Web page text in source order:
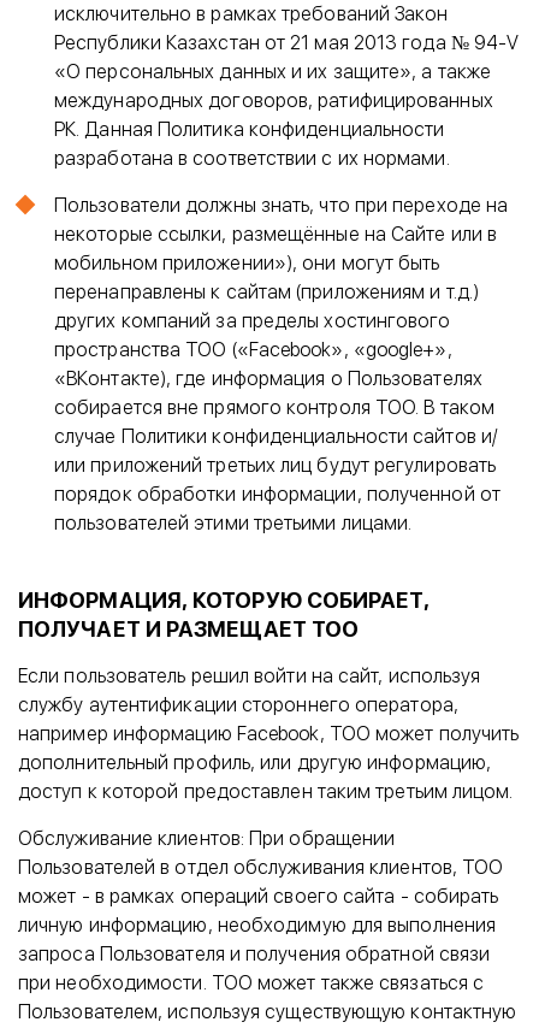
исключительно в рамках требований Закон
Республики Казахстан от 21 мая 2013 года № 94-V
«О персональных данных и их защите», а также
международных договоров, ратифицированных
РК. Данная Политика конфиденциальности
разработана в соответствии с их нормами.
Пользователи должны знать, что при переходе на
некоторые ссылки, размещённые на Сайте или в
мобильном приложении»), они могут быть
перенаправлены к сайтам (приложениям и т.д.)
других компаний за пределы хостингового
пространства ТОО («Facebook», «google+»,
«ВКонтакте), где информация о Пользователях
собирается вне прямого контроля ТОО. В таком
случае Политики конфиденциальности сайтов и/
или приложений третьих лиц будут регулировать
порядок обработки информации, полученной от
пользователей этими третьими лицами.
ИНФОРМАЦИЯ, КОТОРУЮ СОБИРАЕТ,
ПОЛУЧАЕТ И РАЗМЕЩАЕТ ТОО
Если пользователь решил войти на сайт, используя
службу аутентификации стороннего оператора,
например информацию Facebook, ТОО может получить
дополнительный профиль, или другую информацию,
доступ к которой предоставлен таким третьим лицом.
Обслуживание клиентов: При обращении
Пользователей в отдел обслуживания клиентов, ТОО
может - в рамках операций своего сайта - собирать
личную информацию, необходимую для выполнения
запроса Пользователя и получения обратной связи
при необходимости. ТОО может также связаться с
Пользователем, используя существующую контактную